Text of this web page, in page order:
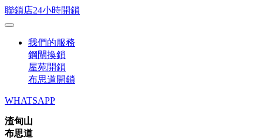
聯鎖店24小時開鎖
我們的服務
鋼閘換鎖
屋苑開鎖
布思道開鎖
WHATSAPP
渣甸山
布思道